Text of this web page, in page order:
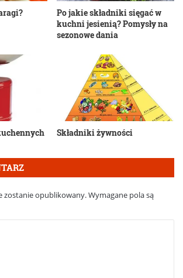
Po jakie składniki sięgać w
kuchni jesienią? Pomysły na
sezonowe dania
Składniki żywności
zostanie opublikowany.Wymagane pola są